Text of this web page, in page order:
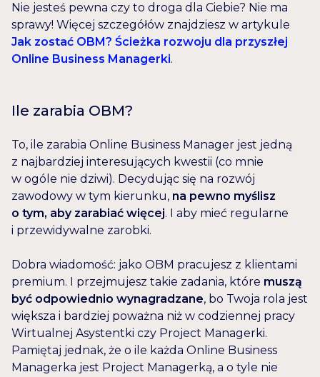
Nie jesteś pewna czy to droga dla Ciebie? Nie ma
sprawy! Więcej szczegółów znajdziesz w artykule
Jak zostać OBM? Ścieżka rozwoju dla przyszłej
Online Business Managerki.
Ile zarabia OBM?
To, ile zarabia Online Business Manager jest jedną
z najbardziej interesujących kwestii (co mnie
w ogóle nie dziwi). Decydując się na rozwój
zawodowy w tym kierunku, na pewno myślisz
o tym, aby zarabiać więcej. I aby mieć regularne
i przewidywalne zarobki.
Dobra wiadomość: jako OBM pracujesz z klientami
premium. I przejmujesz takie zadania, które muszą
być odpowiednio wynagradzane, bo Twoja rola jest
większa i bardziej poważna niż w codziennej pracy
Wirtualnej Asystentki czy Project Managerki.
Pamiętaj jednak, że o ile każda Online Business
Managerka jest Project Managerką, a o tyle nie